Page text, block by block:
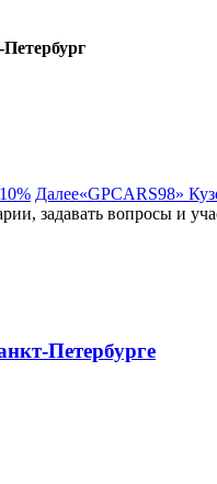
Далее«GPCARS98»
задавать вопросы и
Петербурге